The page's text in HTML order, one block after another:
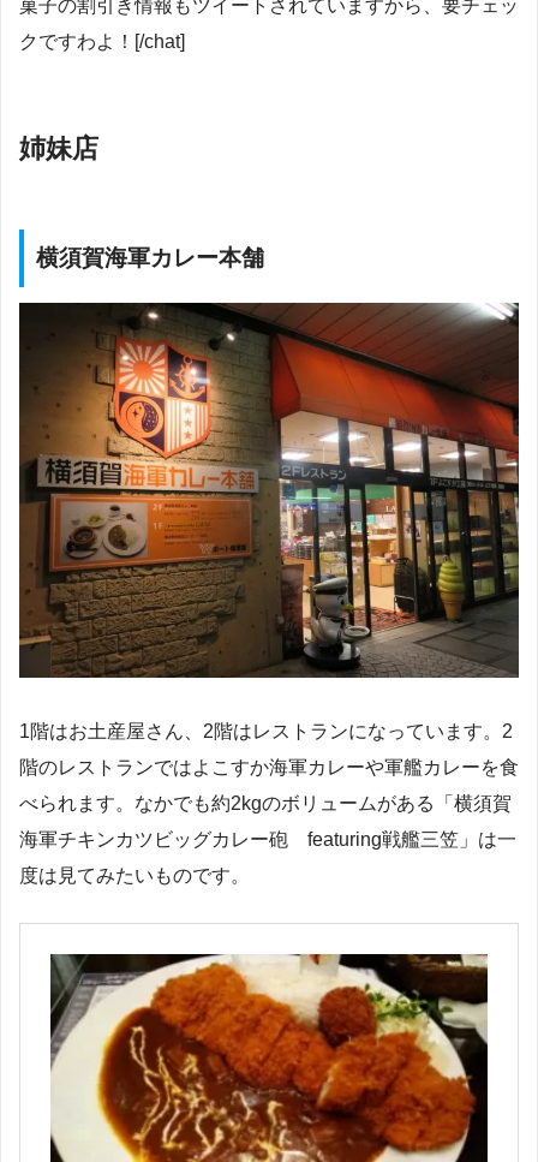
菓子の割引き情報もツイートされていますから、要チェッ
クですわよ！[/chat]
姉妹店
横須賀海軍カレー本舗
1階はお土産屋さん、2階はレストランになっています。2
階のレストランではよこすか海軍カレーや軍艦カレーを食
べられます。なかでも約2kgのボリュームがある「横須賀
海軍チキンカツビッグカレー砲 featuring戦艦三笠」は一
度は見てみたいものです。